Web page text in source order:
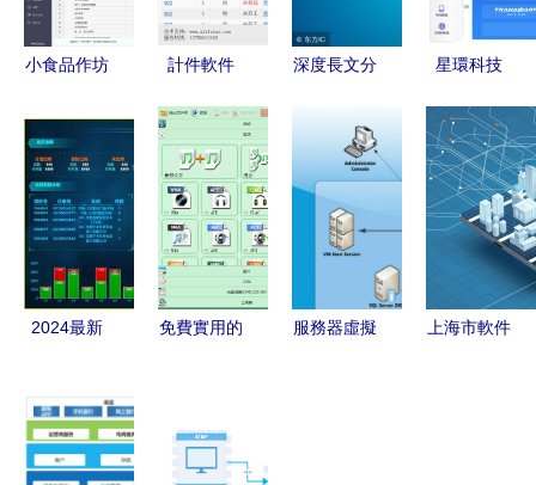
小食品作坊
精細化服務
與暖心結構
計件軟件
基礎軟件服
務解析
深度長文分
演我國企業
的云與CDN
市場新格局
星環科技
三年虧損近
5億，募資
近20億押注
大數據與AI
數據處理
2024最新
MES系統領
軍廠商大盤
點 基礎軟
免費實用的
式工廠全方
位解析
服務器虛擬
上海市軟件